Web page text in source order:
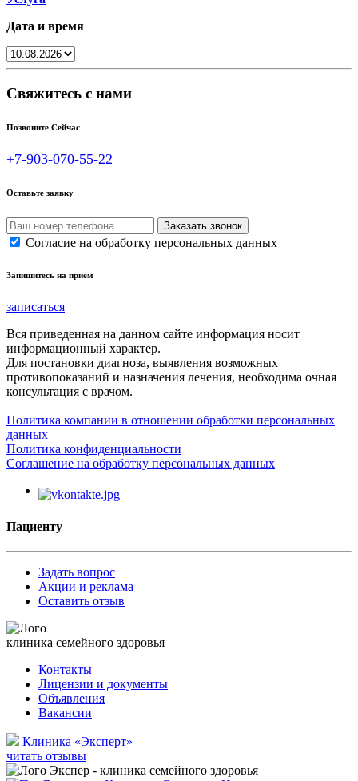
Дата и время
Свяжитесь с нами
Позвоните Сейчас
+7-903-070-55-22
Оставьте заявку
Согласие на обработку персональных данных
Запишитесь на прием
записаться
Вся приведенная на данном сайте информация носит
информационный характер.
Для постановки диагноза, выявления возможных
противопоказаний и назначения лечения, необходима очная
консультация с врачом.
Политика компании в отношении обработки персональных
данных
Политика конфиденциальности
Соглашение на обработку персональных данных
Пациенту
Задать вопрос
Акции и реклама
Оставить отзыв
клиника семейного здоровья
Контакты
Лицензии и документы
Объявления
Вакансии
Клиника «Эксперт»
читать отзывы